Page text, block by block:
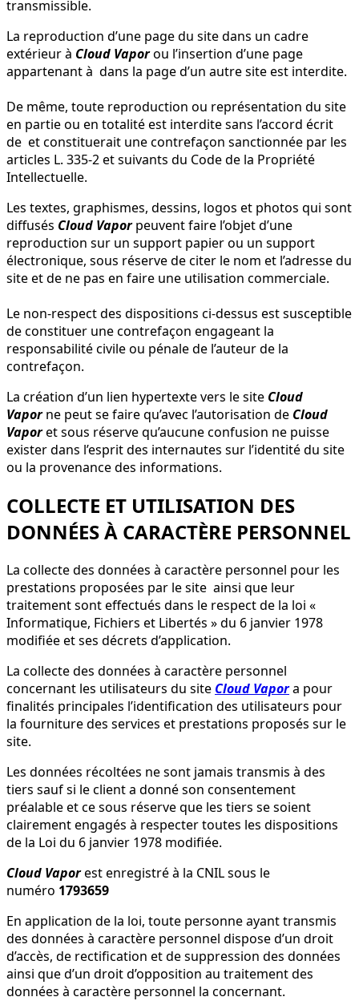
transmissible.
La reproduction d’une page du site dans un cadre
extérieur à Cloud Vaporou l’insertion d’une page
appartenant à dans la page d’un autre site est interdite.
De même, toute reproduction ou représentation du site
en partie ou en totalité est interdite sans l’accord écrit
de et constituerait une contrefaçon sanctionnée par les
articles L. 335-2 et suivants du Code de la Propriété
Intellectuelle.
Les textes, graphismes, dessins, logos et photos qui sont
diffusés Cloud Vaporpeuvent faire l’objet d’une
reproduction sur un support papier ou un support
électronique, sous réserve de citer le nom et l’adresse du
site et de ne pas en faire une utilisation commerciale.
Le non-respect des dispositions ci-dessus est susceptible
de constituer une contrefaçon engageant la
responsabilité civile ou pénale de l’auteur de la
contrefaçon.
La création d’un lien hypertexte vers le site Cloud
Vaporne peut se faire qu’avec l’autorisation de Cloud
Vaporet sous réserve qu’aucune confusion ne puisse
exister dans l’esprit des internautes sur l’identité du site
ou la provenance des informations.
COLLECTE ET UTILISATION DES
DONNÉES À CARACTÈRE PERSONNEL
La collecte des données à caractère personnel pour les
prestations proposées par le site ainsi que leur
traitement sont effectués dans le respect de la loi «
Informatique, Fichiers et Libertés » du 6 janvier 1978
modifiée et ses décrets d’application.
La collecte des données à caractère personnel
concernant les utilisateurs du site Cloud Vapora pour
finalités principales l’identification des utilisateurs pour
la fourniture des services et prestations proposés sur le
site.
Les données récoltées ne sont jamais transmis à des
tiers sauf si le client a donné son consentement
préalable et ce sous réserve que les tiers se soient
clairement engagés à respecter toutes les dispositions
de la Loi du 6 janvier 1978 modifiée.
Cloud Vaporest enregistré à la CNIL sous le
numéro 1793659
En application de la loi, toute personne ayant transmis
des données à caractère personnel dispose d’un droit
d’accès, de rectification et de suppression des données
ainsi que d’un droit d’opposition au traitement des
données à caractère personnel la concernant.